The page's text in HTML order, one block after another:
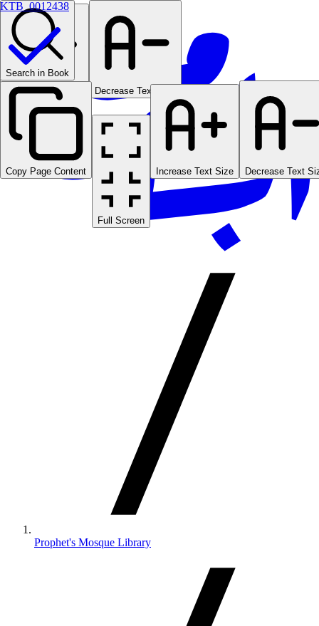
Prophet's Mosque Library
Increase Text Size Decrease Text Size
Search in Book
Copy Page Content
Full Screen
Increase Text Size Decrease Text
KTB_0012438